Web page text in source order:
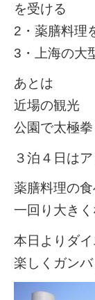
を受ける
2・薬膳料理
3・上海の大
あとは
近場の観光
公園で太極拳
３泊４日は
薬膳料理の
一回り大き
本日よりダ
楽しくガン